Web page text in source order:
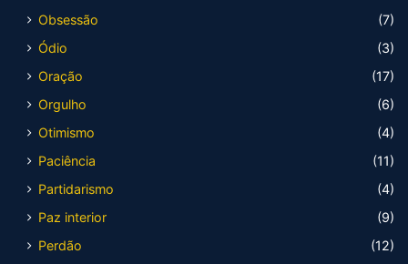
Obsessão
(7)
Ódio
(3)
Oração
(17)
Orgulho
(6)
Otimismo
(4)
Paciência
(11)
Partidarismo
(4)
Paz interior
(9)
Perdão
(12)